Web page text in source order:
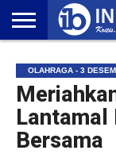
NASIONAL
AMBONIA
MALUKU
EKONOMI
POLITIK
OLAHRAGA
LIFESTYLE
REDAKSI
OLAHRAGA - 3
Lantamal
Bersama